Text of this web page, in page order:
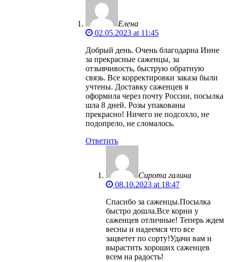
Елена
02.05.2023 at 11:45
Добрый день. Очень благодарна Инне
за прекрасные саженцы, за
отзывчивость, быструю обратную
связь. Все корректировки заказа были
учтены. Доставку саженцев я
оформила через почту России, посылка
шла 8 дней. Розы упакованы
прекрасно! Ничего не подсохло, не
подопрело, не сломалось.
Ответить
Сирота галина
08.10.2023 at 18:47
Спасибо за саженцы.Посылка
быстро дошла.Все корни у
саженцев отличные! Теперь ждем
весны и надеемся что все
зацветет по сорту!Удачи вам и
вырастить хороших саженцев
всем на радость!